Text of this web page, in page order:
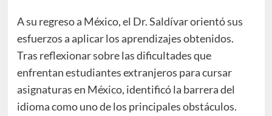
A su regreso a México, el Dr. Saldívar orientó sus
esfuerzos a aplicar los aprendizajes obtenidos.
Tras reflexionar sobre las dificultades que
enfrentan estudiantes extranjeros para cursar
asignaturas en México, identificó la barrera del
idioma como uno de los principales obstáculos.